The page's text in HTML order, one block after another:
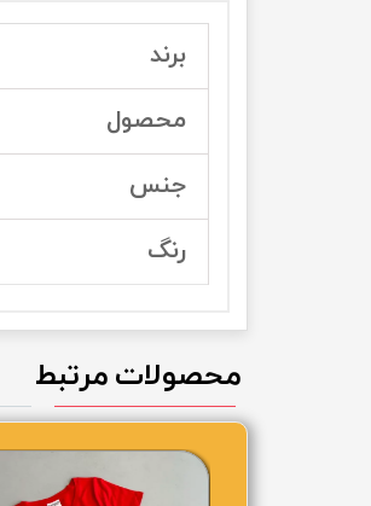
برند
محصول
جنس
رنگ
محصولات مرتبط